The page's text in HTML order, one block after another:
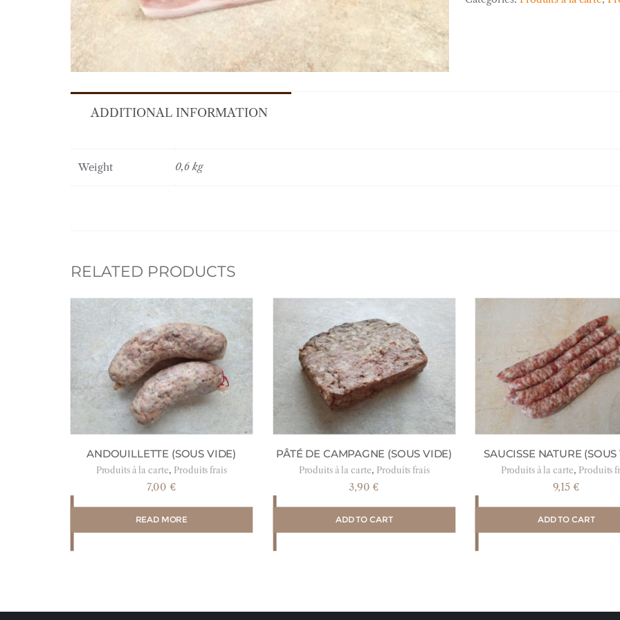
ADDITIONAL INFORMATION
Weight 0,6 kg
RELATED PRODUCTS
ANDOUILLETTE (SOUS VIDE)
Produits à la carte, Produits frais
7,00€
READ MORE
PÂTÉ DE CAMPAGNE (SOUS VIDE)
Produits à la carte, Produits frais
3,90 €
ADD TO CART
SAUCISSE NATURE
Produits à la carte, Produits
9,15€
ADD TO CART